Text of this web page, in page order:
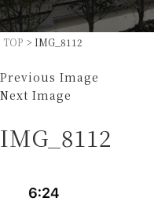
TOP >IMG_8112
Previous Image
Next Image
IMG_8112